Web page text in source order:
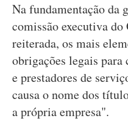
Na fundamentação da
comissão executiva
reiterada, os mais
obrigações legais para
e prestadores de
causa o nome dos
a própria empresa".